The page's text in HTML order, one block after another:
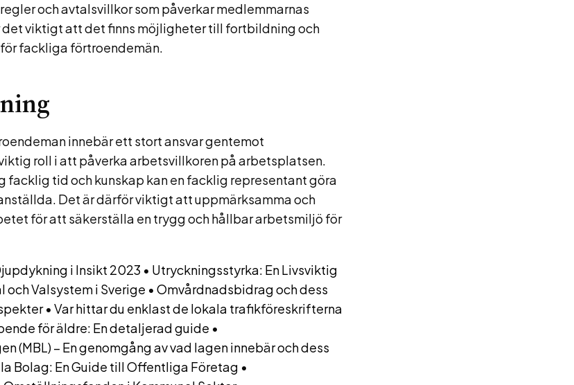
och avtalsvillkor som påverkar medlemmarnas
det viktigt att det finns möjligheter till fortbildning och
fackliga förtroendemän.
innebär ett stort ansvar gentemot
roll i att påverka arbetsvillkoren på arbetsplatsen.
facklig tid och kunskap kan en facklig representant göra
Det är därför viktigt att uppmärksamma och
för att säkerställa en trygg och hållbar arbetsmiljö för
i Insikt 2023 • Utryckningsstyrka: En Livsviktig
och Valsystem i Sverige • Omvårdnadsbidrag och dess
• Var hittar du enklast de lokala trafikföreskrifterna
för äldre: En detaljerad guide •
(MBL) – En genomgång av vad lagen innebär och dess
Bolag: En Guide till Offentliga Företag •